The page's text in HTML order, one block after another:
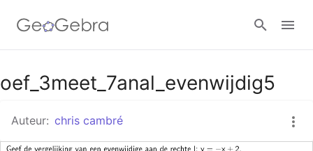
Google Classroom
GeoGebra Klaslokaal
oef_3meet_7anal_evenwijdig5
Auteur: chris cambré